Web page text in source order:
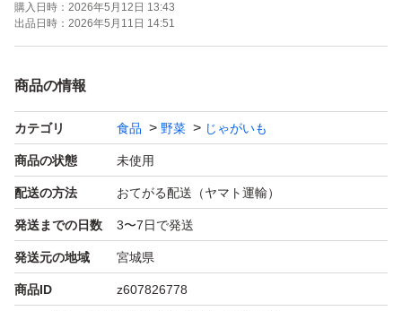
輸送中の衝撃などを考慮してお安くしておりますので、ご
了承の上ご購入お願い致します。
購入日時： 2026年5月12日 13:43
出品日時： 2026年5月11日 14:51
商品の情報
カテゴリ 食品 野菜 じゃがいも
商品の状態 未使用
配送の方法 おてがる配送（ヤマト運輸）
発送までの日数 3〜7日で発送
発送元の地域 宮城県
商品ID z607826778